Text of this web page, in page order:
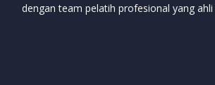
dengan team pelatih profesional yang ahli